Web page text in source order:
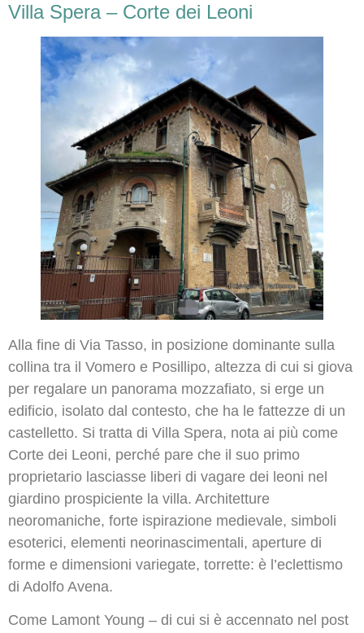
Villa Spera – Corte dei Leoni
Alla fine di Via Tasso, in posizione dominante sulla
collina tra il Vomero e Posillipo, altezza di cui si giova
per regalare un panorama mozzafiato, si erge un
edificio, isolato dal contesto, che ha le fattezze di un
castelletto. Si tratta di Villa Spera, nota ai più come
Corte dei Leoni, perché pare che il suo primo
proprietario lasciasse liberi di vagare dei leoni nel
giardino prospiciente la villa. Architetture
neoromaniche, forte ispirazione medievale, simboli
esoterici, elementi neorinascimentali, aperture di
forme e dimensioni variegate, torrette: è l’eclettismo
di Adolfo Avena.
Come Lamont Young – di cui si è accennato nel post